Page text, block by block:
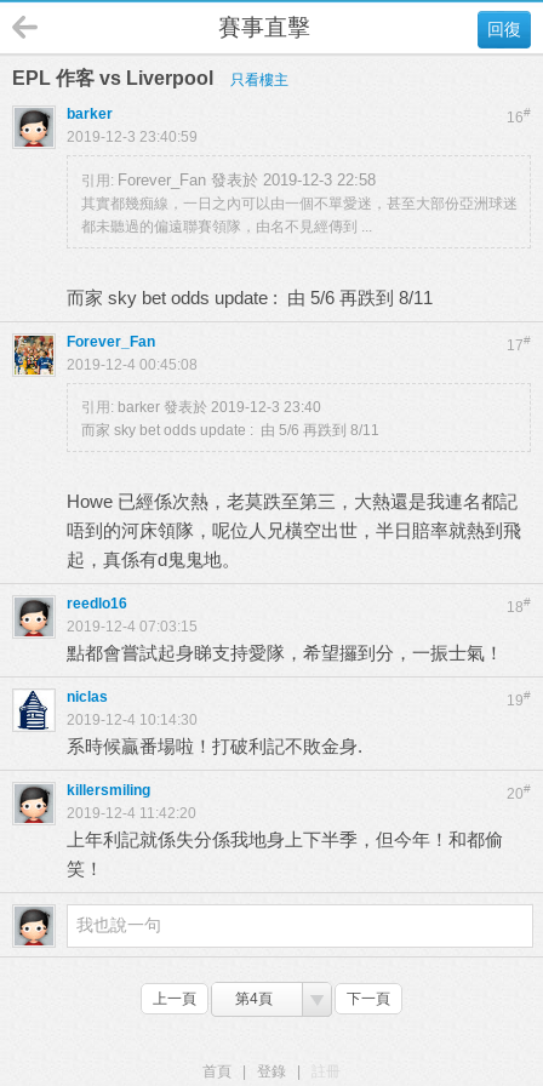
回復
賽事直擊
EPL 作客 vs Liverpool 只看樓主
16#
barker
2019-12-3 23:40:59
引用: Forever_Fan 發表於 2019-12-3 22:58
其實都幾痴線，一日之內可以由一個不單愛迷，甚至大部份亞洲球迷
都未聽過的偏遠聯賽領隊，由名不見經傳到 ...
而家 sky bet odds update : 由 5/6 再跌到 8/11
17#
Forever_Fan
2019-12-4 00:45:08
引用: barker 發表於 2019-12-3 23:40
而家 sky bet odds update : 由 5/6 再跌到 8/11
Howe 已經係次熱，老莫跌至第三，大熱還是我連名都記
唔到的河床領隊，呢位人兄橫空出世，半日賠率就熱到飛
起，真係有d鬼鬼地。
18#
reedlo16
2019-12-4 07:03:15
點都會嘗試起身睇支持愛隊，希望攞到分，一振士氣！
19#
niclas
2019-12-4 10:14:30
系時候贏番場啦！打破利記不敗金身.
20#
killersmiling
2019-12-4 11:42:20
上年利記就係失分係我地身上下半季，但今年！和都偷
笑！
上一頁 第4頁 下一頁
首頁 登錄